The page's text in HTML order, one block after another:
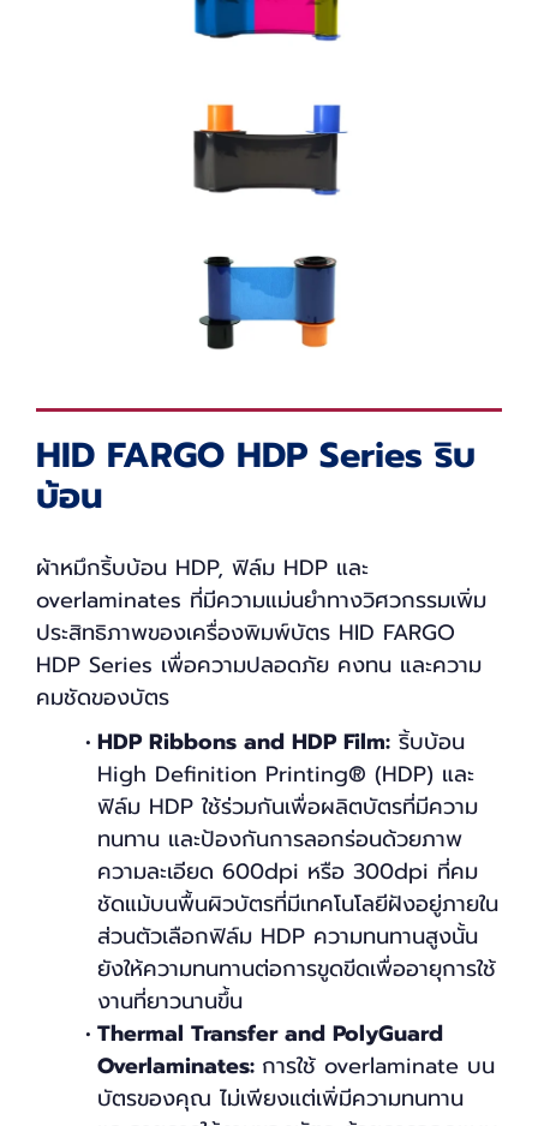
HID FARGO HDP Series ริบ
บ้อน
ผ้าหมึกริ้บบ้อน HDP, ฟิล์ม HDP และ
overlaminates ที่มีความแม่นยำทางวิศวกรรมเพิ่ม
ประสิทธิภาพของเครื่องพิมพ์บัตร HID FARGO
HDP Series เพื่อความปลอดภัย คงทน และความ
คมชัดของบัตร
HDP Ribbons and HDP Film:ริ้บบ้อน
High Definition Printing® (HDP) และ
ฟิล์ม HDP ใช้ร่วมกันเพื่อผลิตบัตรที่มีความ
ทนทาน และป้องกันการลอกร่อนด้วยภาพ
ความละเอียด 600dpi หรือ 300dpi ที่คม
ชัดแม้บนพื้นผิวบัตรที่มีเทคโนโลยีฝังอยู่ภายใน
ส่วนตัวเลือกฟิล์ม HDP ความทนทานสูงนั้น
ยังให้ความทนทานต่อการขูดขีดเพื่ออายุการใช้
งานที่ยาวนานขึ้น
Thermal Transfer and PolyGuard
Overlaminates: การใช้ overlaminate บน
บัตรของคุณ ไม่เพียงแต่เพิ่มีความทนทาน